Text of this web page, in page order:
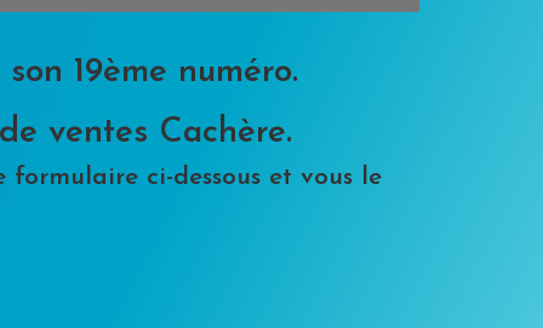
19ème numéro.
ventes Cachère.
ci-dessous et vous le